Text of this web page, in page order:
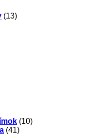
(13)
(10)
(41)